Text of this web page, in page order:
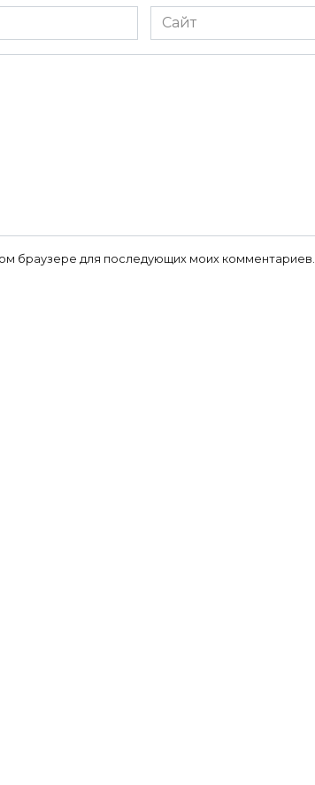
Сайт
браузере для последующих моих комментариев.